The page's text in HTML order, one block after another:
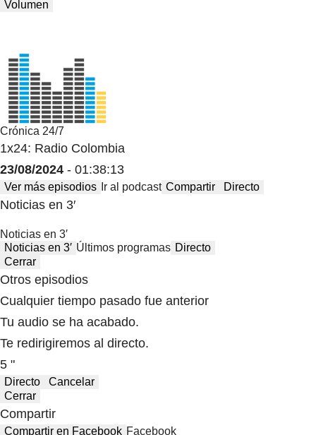
Volumen
Crónica 24/7
1x24: Radio Colombia
23/08/2024 - 01:38:13
Ver más episodios Ir al podcast Compartir Directo
Noticias en 3′
Noticias en 3′
Noticias en 3′ Últimos programas Directo
Cerrar
Otros episodios
Cualquier tiempo pasado fue anterior
Tu audio se ha acabado.
Te redirigiremos al directo.
5 "
Directo
Cancelar
Cerrar
Compartir
Compartir en Facebook Facebook